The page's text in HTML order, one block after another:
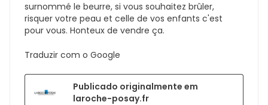
surnommé le beurre, si vous souhaitez brûler,
risquer votre peau et celle de vos enfants c'est
pour vous. Honteux de vendre ça.
Traduzir com o Google
Publicado originalmente em
laroche-posay.fr